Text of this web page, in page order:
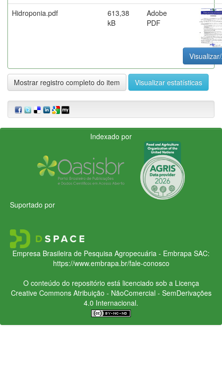
Hidroponia.pdf
613,38
kB
Adobe
PDF
Mostrar registro completo do item Visualizar estatísticas
Indexado por
Suportado por
Empresa Brasileira de Pesquisa Agropecuária - Embrapa SAC:
https://www.embrapa.br/fale-conosco
O conteúdo do repositório está licenciado sob a Licença
Creative CommonsAtribuição - NãoComercial - SemDerivações
4.0 Internacional.